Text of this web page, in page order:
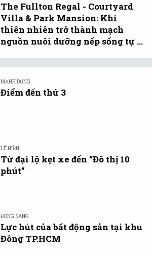
The Fullton Regal - Courtyard
Villa & Park Mansion: Khi
thiên nhiên trở thành mạch
nguồn nuôi dưỡng nếp sống tự ...
MẠNH DŨNG
Điểm đến thứ 3
LÊ HIỀN
Từ đại lộ kẹt xe đến “Đô thị 10
phút”
ĐÔNG SANG
Lực hút của bất động sản tại khu
Đông TP.HCM